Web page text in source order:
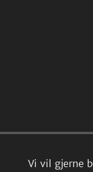
Vi vil gjerne